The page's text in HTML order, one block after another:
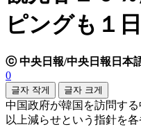
ピングも１
ⓒ 中央日報/中央日報日本
0
글자 작게 글자 크게
中国政府が韓国を訪問す
以上減らせという指針を